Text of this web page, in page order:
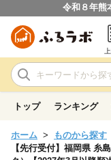
令和８年熊
トップ ランキング
ホーム ものから探す
【先行受付】福岡県 糸